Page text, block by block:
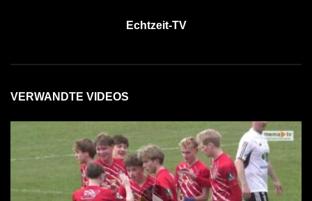
Echtzeit-TV
VERWANDTE VIDEOS